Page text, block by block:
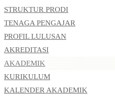
STRUKTUR PRODI
TENAGA PENGAJAR
PROFIL LULUSAN
AKREDITASI
AKADEMIK
KURIKULUM
KALENDER AKADEMIK